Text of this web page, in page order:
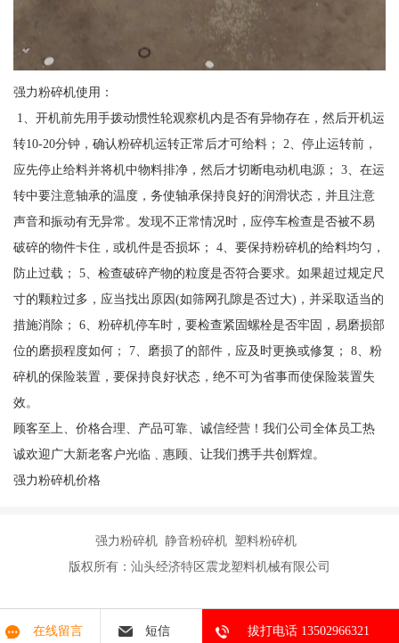
强力粉碎机使用：
1、开机前先用手拨动惯性轮观察机内是否有异物存在，然后开机运
转10-20分钟，确认粉碎机运转正常后才可给料； 2、停止运转前，
应先停止给料并将机中物料排净，然后才切断电动机电源； 3、在运
转中要注意轴承的温度，务使轴承保持良好的润滑状态，并且注意
声音和振动有无异常。发现不正常情况时，应停车检查是否被不易
破碎的物件卡住，或机件是否损坏； 4、要保持粉碎机的给料均匀，
防止过载； 5、检查破碎产物的粒度是否符合要求。如果超过规定尺
寸的颗粒过多，应当找出原因(如筛网孔隙是否过大)，并采取适当的
措施消除； 6、粉碎机停车时，要检查紧固螺栓是否牢固，易磨损部
位的磨损程度如何； 7、磨损了的部件，应及时更换或修复； 8、粉
碎机的保险装置，要保持良好状态，绝不可为省事而使保险装置失
效。
顾客至上、价格合理、产品可靠、诚信经营！我们公司全体员工热
诚欢迎广大新老客户光临﹑惠顾、让我们携手共创辉煌。
强力粉碎机价格
强力粉碎机 静音粉碎机 塑料粉碎机
版权所有：汕头经济特区震龙塑料机械有限公司
在线留言 短信 拔打电话 13502966321